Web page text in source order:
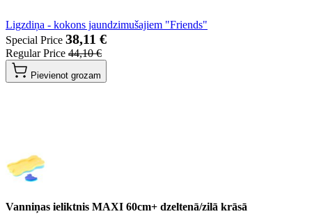
Ligzdiņa - kokons jaundzimušajiem "Friends"
Special Price 38,11 €
Regular Price 44,10 €
Pievienot grozam
Vanniņas ieliktnis MAXI 60cm+ dzeltenā/zilā krāsā